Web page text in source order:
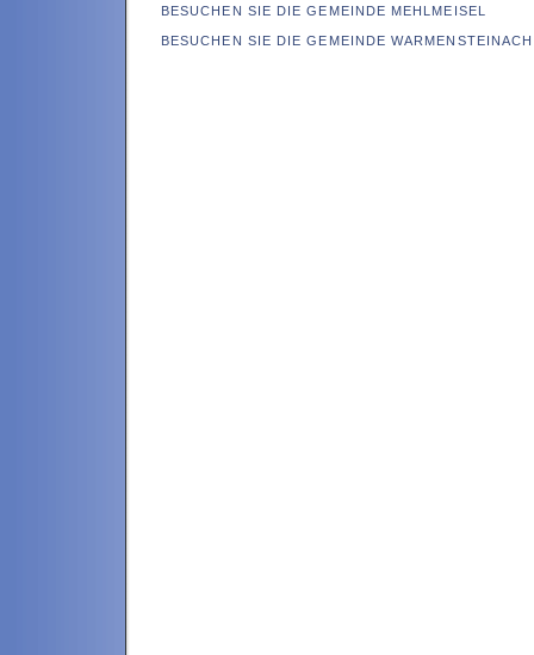
BESUCHEN SIE DIE GEMEINDE MEHLMEISEL
BESUCHEN SIE DIE GEMEINDE WARMENSTEINACH